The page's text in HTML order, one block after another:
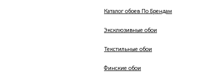
Каталог обоев По Брендам
Эксклюзивные обои
Текстильные обои
Финские обои